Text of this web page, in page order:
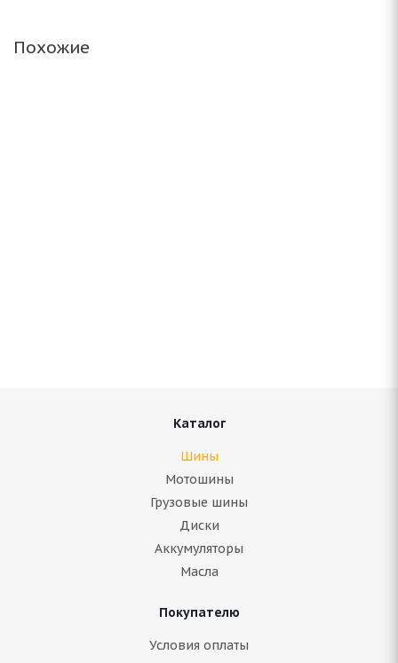
Похожие
ARIVO Carlorful A/S 185/60 R14 82H
Каталог
Шины
Мотошины
Грузовые шины
Диски
Аккумуляторы
Масла
Покупателю
Условия оплаты